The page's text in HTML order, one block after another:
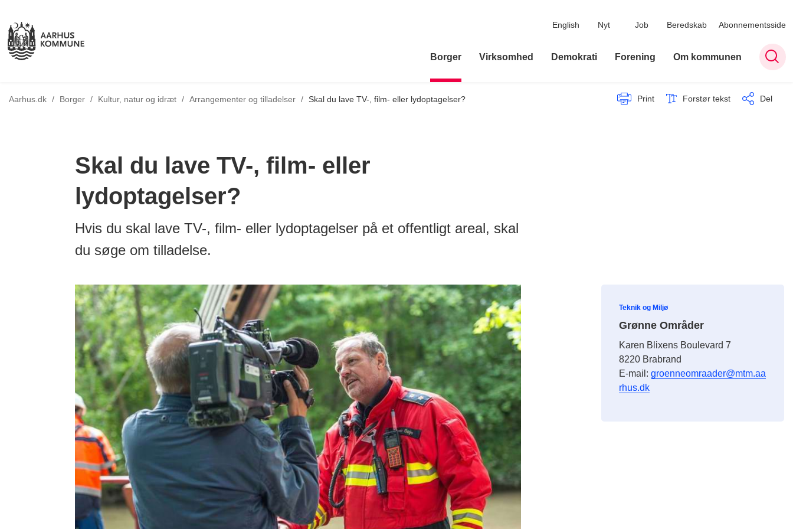
English Nyt Job Beredskab Abonnementsside
Borger Virksomhed Demokrati Forening Om kommunen
Aarhus.dk / Borger / Kultur, natur og idræt / Tilbage til
Arrangementer og tilladelser / Skal du lave TV-, film- eller lydoptagelser? Print Forstør tekst Del
Skal du lave TV-, film- eller
lydoptagelser?
Hvis du skal lave TV-, film- eller lydoptagelser på et offentligt areal, skal
du søge om tilladelse.
Teknik og Miljø
Grønne Områder
Karen Blixens Boulevard 7
8220 Brabrand
E-mail:groenneomraader@mtm.aa
rhus.dk